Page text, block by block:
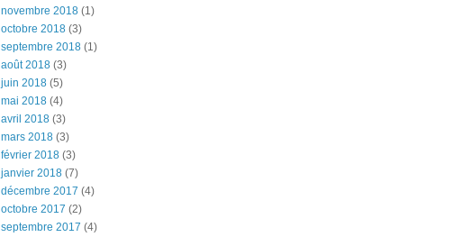
novembre 2018 (1)
octobre 2018 (3)
septembre 2018 (1)
août 2018 (3)
juin 2018 (5)
mai 2018 (4)
avril 2018 (3)
mars 2018 (3)
février 2018 (3)
janvier 2018 (7)
décembre 2017 (4)
octobre 2017 (2)
septembre 2017 (4)